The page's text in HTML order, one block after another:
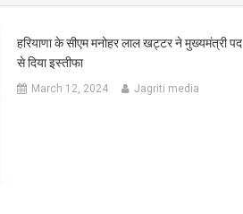
हरियाणा के सीएम मनोहर लाल खट्टर ने मुख्यमंत्री पद
से दिया इस्तीफा
March 12, 2024 Jagriti media